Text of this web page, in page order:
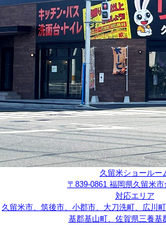
久留米ショールー
〒839-0861 福岡県久留米市
対応エリア
久留米市、筑後市、小郡市、大刀洗町、広川
基郡基山町、佐賀県三養基